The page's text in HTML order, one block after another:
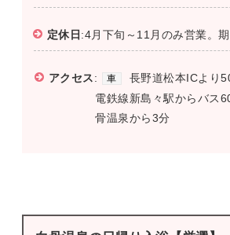
定休日 :4月下旬～11月のみ営業。期
アクセス: 車 長野道松本ICより
電鉄線新島々駅からバス
骨温泉から3分